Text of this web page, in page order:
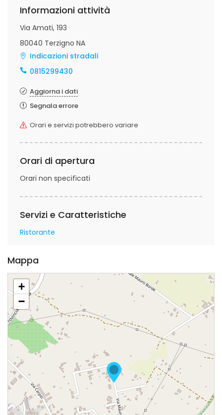
Informazioni attività
Via Amati, 193
80040 Terzigno NA
Indicazioni stradali
0815299430
Aggiorna i dati
Segnala errore
Orari e servizi potrebbero variare
Orari di apertura
Orari non specificati
Servizi e Caratteristiche
Ristorante
Mappa
+
−